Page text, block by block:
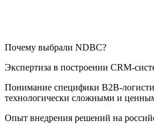
Почему выбрали NDBC?
Экспертиза в построении CRM-
Понимание специфики B2B-
технологически сложными и
Опыт внедрения решений на